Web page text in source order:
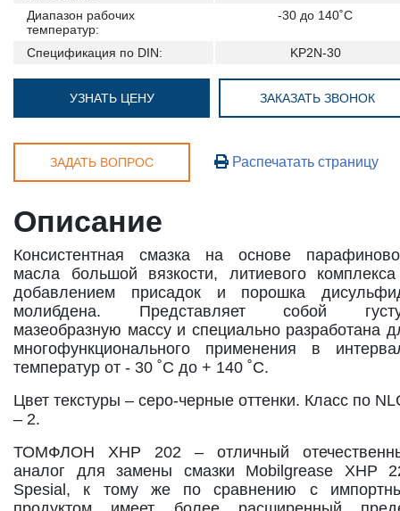
Диапазон рабочих
температур:
-30 до 140˚С
Спецификация по DIN: KP2N-30
УЗНАТЬ ЦЕНУ ЗАКАЗАТЬ ЗВОНОК
ЗАДАТЬ ВОПРОС Распечатать страницу
Описание
Консистентная смазка на основе
масла большой вязкости, литиевого
добавлением присадок и порошка
молибдена. Представляет собой
мазеобразную массу и специально разработана
многофункционального применения в
температур от - 30 ˚С до + 140 ˚С.
Цвет текстуры – серо-черные оттенки. Класс по
– 2.
ТОМФЛОН XHP 202 – отличный
аналог для замены смазки Mobilgrease XHP
Spesial, к тому же по сравнению с